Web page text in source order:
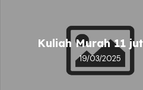
Kuliah Murah 11
19/03/2025